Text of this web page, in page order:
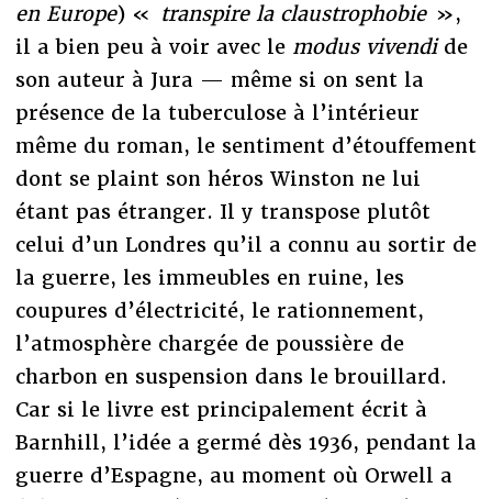
en Europe) « transpire la claustrophobie»,
il a bien peu à voir avec le modus vivendide
son auteur à Jura — même si on sent la
présence de la tuberculose à l’intérieur
même du roman, le sentiment d’étouffement
dont se plaint son héros Winston ne lui
étant pas étranger. Il y transpose plutôt
celui d’un Londres qu’il a connu au sortir de
la guerre, les immeubles en ruine, les
coupures d’électricité, le rationnement,
l’atmosphère chargée de poussière de
charbon en suspension dans le brouillard.
Car si le livre est principalement écrit à
Barnhill, l’idée a germé dès 1936, pendant la
guerre d’Espagne, au moment où Orwell a